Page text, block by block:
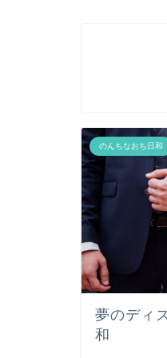
のんちなおち日和
夢のディ
和